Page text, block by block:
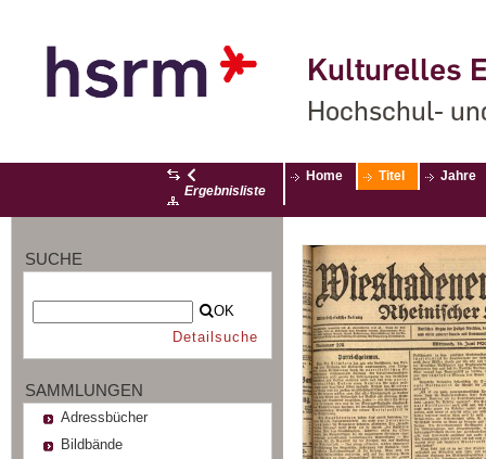
Kulturelles
Hochschul-
Ergebnisliste
Home Titel Jahre
SUCHE
OK
Detailsuche
SAMMLUNGEN
Adressbücher
Bildbände